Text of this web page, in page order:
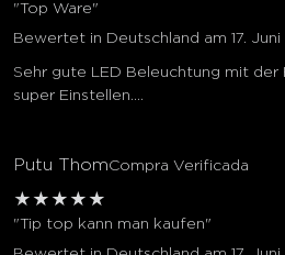
"Top Ware"
Bewertet in Deutschland am 17.
Sehr gute LED Beleuchtung mit der
super Einstellen....
Putu ThomCompra Verificada
★ ★ ★ ★ ★
"Tip top kann man kaufen"